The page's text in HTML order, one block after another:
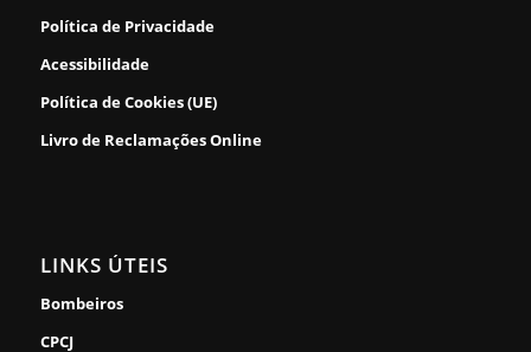
Política de Privacidade
Acessibilidade
Política de Cookies (UE)
Livro de Reclamações Online
LINKS ÚTEIS
Bombeiros
CPCJ